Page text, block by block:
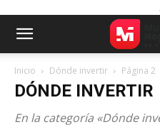
.
Inicio Dónde invertir Página 2
DÓNDE INVERTIR
En la categoría «Dónde